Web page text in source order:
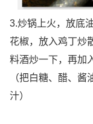
3.炒锅上火，放底
花椒，放入鸡丁炒
料酒炒一下，再加
（把白糖、醋、
汁）